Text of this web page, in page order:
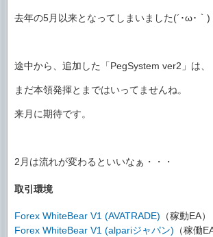
去年の5月以来となってしまいました(´･ω･｀)
途中から、追加した「PegSystem ver2」は、
まだ本領発揮とまではいってませんね。
来月に期待です。
2月は流れが変わるといいなぁ・・・
取引環境
Forex WhiteBear V1 (AVATRADE) （稼動EA）
Forex WhiteBear V1 (alpariジャパン) （稼働